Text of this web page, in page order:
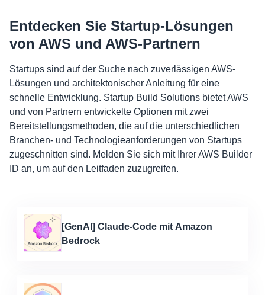
Entdecken Sie Startup-Lösungen
von AWS und AWS-Partnern
Startups sind auf der Suche nach zuverlässigen AWS-
Lösungen und architektonischer Anleitung für eine
schnelle Entwicklung. Startup Build Solutions bietet AWS
und von Partnern entwickelte Optionen mit zwei
Bereitstellungsmethoden, die auf die unterschiedlichen
Branchen- und Technologieanforderungen von Startups
zugeschnitten sind. Melden Sie sich mit Ihrer AWS Builder
ID an, um auf den Leitfaden zuzugreifen.
[GenAI] Claude-Code mit Amazon
Bedrock